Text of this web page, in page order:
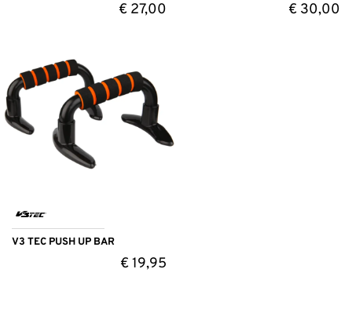
€27,00 € 30,00
V3 TEC PUSH UP BAR
€19,95